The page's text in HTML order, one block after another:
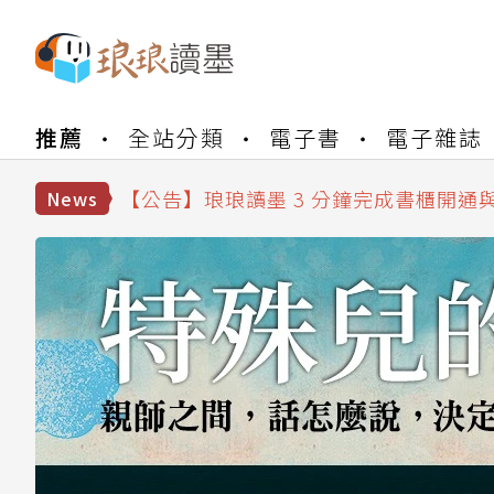
推薦 全站分類 電子書 電子雜誌
News
【公告】琅琅書店服務升級重要說明及
【公告】琅琅讀墨書櫃開通常見問題
【公告】琅琅書店服務升級重要說明及